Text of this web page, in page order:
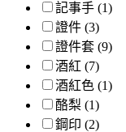
記事手 (1)
證件 (3)
證件套 (9)
酒紅 (7)
酒紅色 (1)
酪梨 (1)
鋼印 (2)